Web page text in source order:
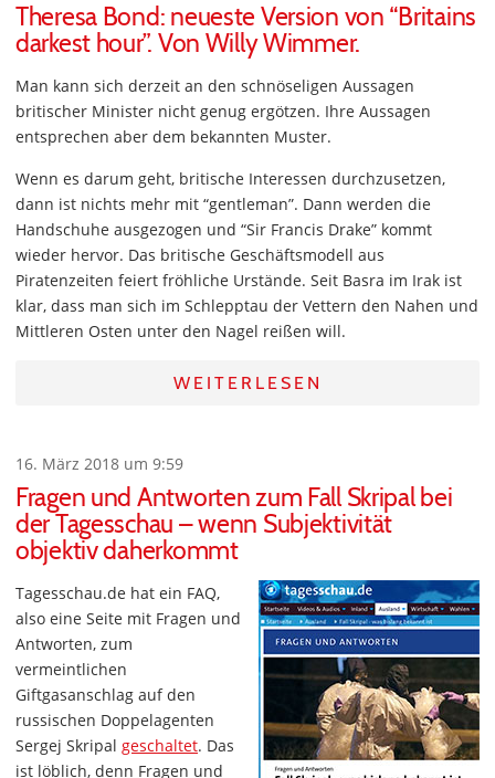
Theresa Bond: neueste Version von “Britains
darkest hour”. Von Willy Wimmer.
Man kann sich derzeit an den schnöseligen Aussagen
britischer Minister nicht genug ergötzen. Ihre Aussagen
entsprechen aber dem bekannten Muster.
Wenn es darum geht, britische Interessen durchzusetzen,
dann ist nichts mehr mit “gentleman”. Dann werden die
Handschuhe ausgezogen und “Sir Francis Drake” kommt
wieder hervor. Das britische Geschäftsmodell aus
Piratenzeiten feiert fröhliche Urstände. Seit Basra im Irak ist
klar, dass man sich im Schlepptau der Vettern den Nahen und
Mittleren Osten unter den Nagel reißen will.
WEITERLESEN
16. März 2018 um 9:59
Fragen und Antworten zum Fall Skripal bei
der Tagesschau – wenn Subjektivität
objektiv daherkommt
Tagesschau.de hat ein FAQ,
also eine Seite mit Fragen und
Antworten, zum
vermeintlichen
Giftgasanschlag auf den
russischen Doppelagenten
Sergej Skripal geschaltet. Das
ist löblich, denn Fragen und